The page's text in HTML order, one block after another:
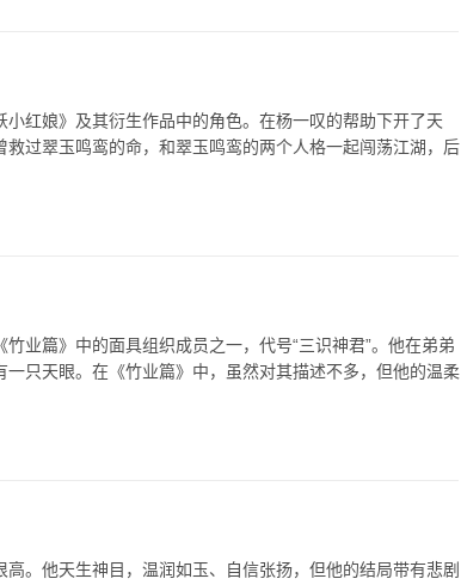
红娘》及其衍生作品中的角色。在杨一叹的帮助下开了天
过翠玉鸣鸾的命，和翠玉鸣鸾的两个人格一起闯荡江湖，后
业篇》中的面具组织成员之一，代号“三识神君”。他在弟弟
只天眼。在《竹业篇》中，虽然对其描述不多，但他的温柔
。他天生神目，温润如玉、自信张扬，但他的结局带有悲剧